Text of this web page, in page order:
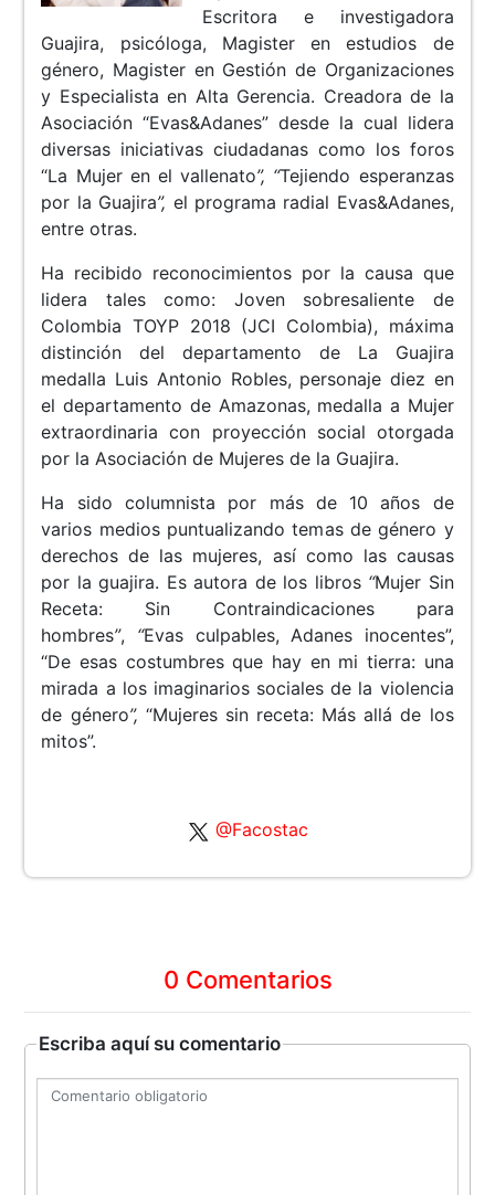
Escritora e investigadora
Guajira, psicóloga, Magister en estudios de
género, Magister en Gestión de Organizaciones
y Especialista en Alta Gerencia. Creadora de la
Asociación “Evas&Adanes” desde la cual lidera
diversas iniciativas ciudadanas como los foros
“La Mujer en el vallenato”, “Tejiendo esperanzas
por la Guajira”, el programa radial Evas&Adanes,
entre otras.
Ha recibido reconocimientos por la causa que
lidera tales como: Joven sobresaliente de
Colombia TOYP 2018 (JCI Colombia), máxima
distinción del departamento de La Guajira
medalla Luis Antonio Robles, personaje diez en
el departamento de Amazonas, medalla a Mujer
extraordinaria con proyección social otorgada
por la Asociación de Mujeres de la Guajira.
Ha sido columnista por más de 10 años de
varios medios puntualizando temas de género y
derechos de las mujeres, así como las causas
por la guajira. Es autora de los libros “Mujer Sin
Receta: Sin Contraindicaciones para
hombres”, “Evas culpables, Adanes inocentes”,
“De esas costumbres que hay en mi tierra: una
mirada a los imaginarios sociales de la violencia
de género”, “Mujeres sin receta: Más allá de los
mitos”.
@Facostac
0 Comentarios
Escriba aquí su comentario